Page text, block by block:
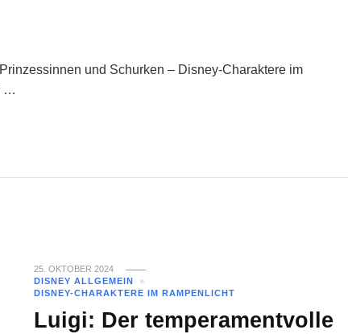
und Schurken – Disney-Charaktere im
…
25. OKTOBER 2024
DISNEY ALLGEMEIN
DISNEY-CHARAKTERE IM RAMPENLICHT
Luigi: Der temperamentvolle